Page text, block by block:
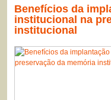
Benefícios da
institucional na
institucional